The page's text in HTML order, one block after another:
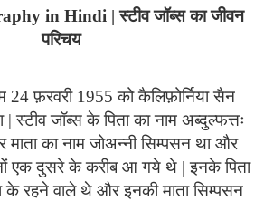
in Hindi |स्टीव जॉब्स का जीवन
परिचय
24 फ़रवरी 1955 को कैलिफ़ोर्निया सैन
स्टीव जॉब्स के पिता का नाम अब्दुल्फत्तः
माता का नाम जोअन्नी सिम्पसन था और
एक दुसरे के करीब आ गये थे | इनके पिता
के रहने वाले थे और इनकी माता सिम्पसन